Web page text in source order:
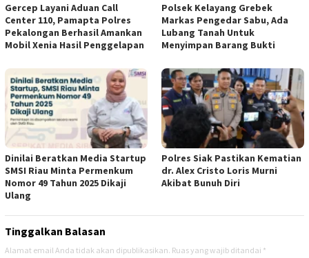
Gercep Layani Aduan Call
Center 110, Pamapta Polres
Pekalongan Berhasil Amankan
Mobil Xenia Hasil Penggelapan
Polsek Kelayang Grebek
Markas Pengedar Sabu, Ada
Lubang Tanah Untuk
Menyimpan Barang Bukti
Dinilai Beratkan Media Startup
SMSI Riau Minta Permenkum
Nomor 49 Tahun 2025 Dikaji
Ulang
Polres Siak Pastikan Kematian
dr. Alex Cristo Loris Murni
Akibat Bunuh Diri
Tinggalkan Balasan
Alamat email Anda tidak akan dipublikasikan. Ruas yang wajib ditandai *